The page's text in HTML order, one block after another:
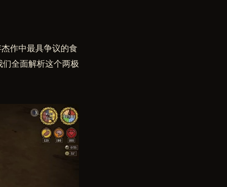
作中最具争议的食
全面解析这个两极